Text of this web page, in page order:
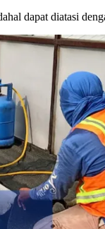
dapat diatasi